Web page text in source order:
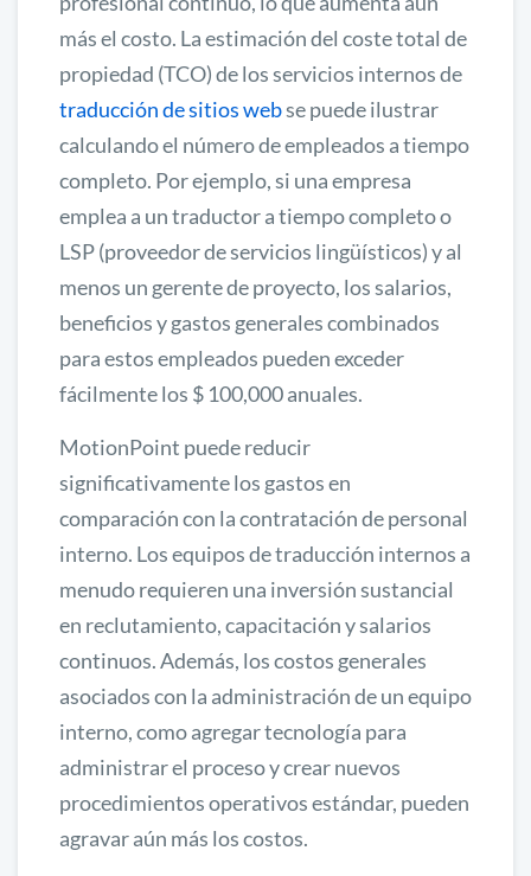
más el costo. La estimación del coste total de
propiedad (TCO) de los servicios internos de
traducción de sitios webse puede ilustrar
calculando el número de empleados a tiempo
completo. Por ejemplo, si una empresa
emplea a un traductor a tiempo completo o
LSP (proveedor de servicios lingüísticos) y al
menos un gerente de proyecto, los salarios,
beneficios y gastos generales combinados
para estos empleados pueden exceder
fácilmente los $ 100,000 anuales.
MotionPoint puede reducir
significativamente los gastos en
comparación con la contratación de personal
interno. Los equipos de traducción internos a
menudo requieren una inversión sustancial
en reclutamiento, capacitación y salarios
continuos. Además, los costos generales
asociados con la administración de un equipo
interno, como agregar tecnología para
administrar el proceso y crear nuevos
procedimientos operativos estándar, pueden
agravar aún más los costos.